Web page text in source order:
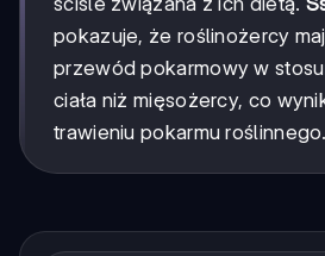
pokazuje, że roślinożercy
przewód pokarmowy w
ciała niż mięsożercy, co
trawieniu pokarmu roślinnego.